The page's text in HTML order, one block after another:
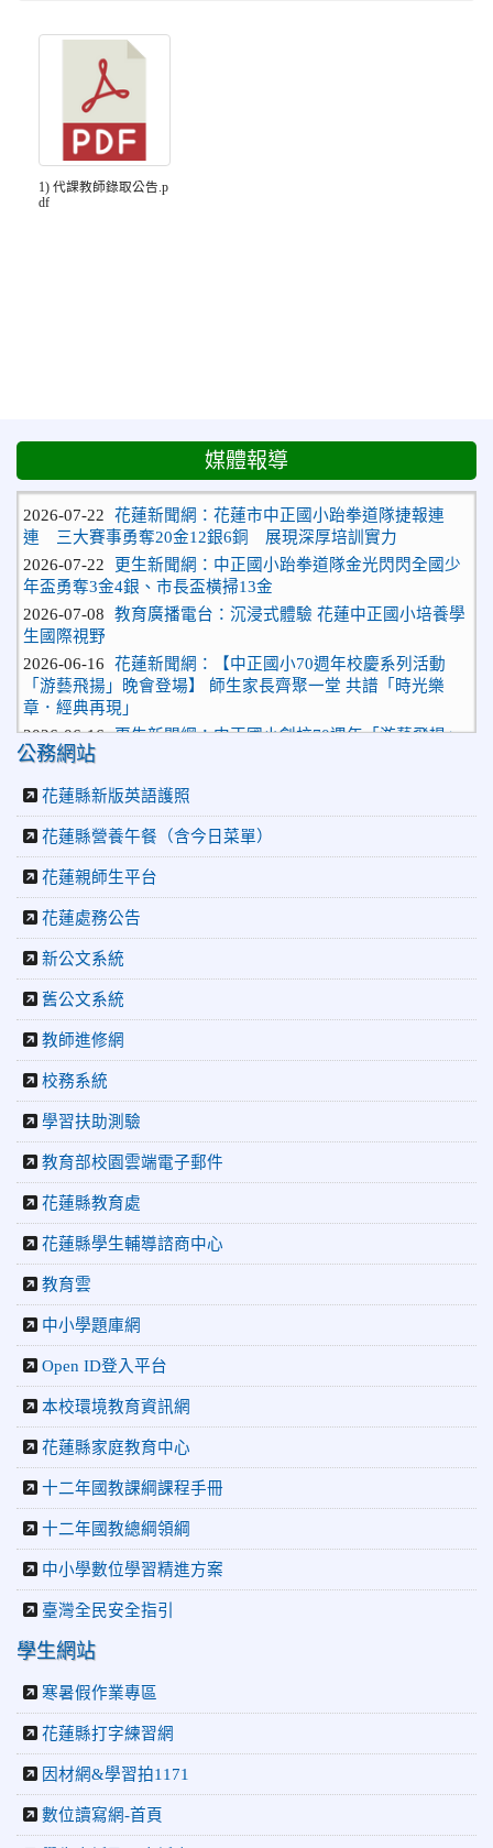
1) 代課教師錄取公告.p
df
媒體報導
2026-07-22
花蓮新聞網：花蓮市中正國小跆拳道隊捷報連
連 三大賽事勇奪20金12銀6銅 展現深厚培訓實力
2026-07-22
更生新聞網：中正國小跆拳道隊金光閃閃全國少
年盃勇奪3金4銀、市長盃橫掃13金
2026-07-08
教育廣播電台：沉浸式體驗 花蓮中正國小培養學
生國際視野
2026-06-16
花蓮新聞網：【中正國小70週年校慶系列活動
「游藝飛揚」晚會登場】 師生家長齊聚一堂 共譜「時光樂
章．經典再現」
2026-06-16 更生新聞網：中正國小創校70週年「游藝飛揚」
才藝晚會登場
師生自製畢業歌曲
2026-06-10 教育廣播電台：尋覓歷史記憶 花蓮中正國小社團
體驗闖關探索歷史
2026-04-30 讓愛閃閃發光！中正國小「小老闆大市集」愛心
捐助光復國小
2026-07-22 花蓮新聞網：花蓮市中正國小跆拳道隊捷報連
連 三大賽事勇奪20金12銀6銅 展現深厚培訓實力
2026-07-22 更生新聞網：中正國小跆拳道隊金光閃閃全國少
年盃勇奪3金4銀、市長盃橫掃13金
2026-07-08 教育廣播電台：沉浸式體驗 花蓮中正國小培養學
生國際視野
2026-06-16
「游藝飛揚」晚會登場】 師生家長齊聚一堂 共譜「時光樂
章．經典再現」
2026-06-16 更生新聞網：中正國小創校70週年「游藝飛揚」
才藝晚會登場
2026-06-10 教育廣播電台：揮別童年迎向青春 中正國小畢業
2026-06-10 教育廣播電台：尋覓歷史記憶 花蓮中正國小社團
體驗闖關探索歷史
2026-04-30
捐助光復國小
公務網站
花蓮縣新版英語護照
花蓮縣營養午餐（含今日菜單）
花蓮親師生平台
花蓮處務公告
新公文系統
舊公文系統
教師進修網
校務系統
學習扶助測驗
教育部校園雲端電子郵件
花蓮縣教育處
花蓮縣學生輔導諮商中心
教育雲
中小學題庫網
Open ID登入平台
本校環境教育資訊網
花蓮縣家庭教育中心
十二年國教課綱課程手冊
十二年國教總綱領綱
中小學數位學習精進方案
臺灣全民安全指引
學生網站
寒暑假作業專區
花蓮縣打字練習網
因材網&學習拍1171
數位讀寫網-首頁